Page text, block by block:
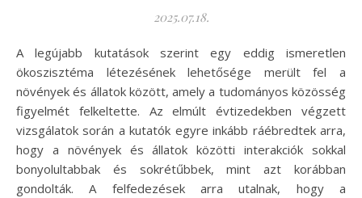
2025.07.18.
A legújabb kutatások szerint egy eddig ismeretlen
ökoszisztéma létezésének lehetősége merült fel a
növények és állatok között, amely a tudományos közösség
figyelmét felkeltette. Az elmúlt évtizedekben végzett
vizsgálatok során a kutatók egyre inkább ráébredtek arra,
hogy a növények és állatok közötti interakciók sokkal
bonyolultabbak és sokrétűbbek, mint azt korábban
gondolták. A felfedezések arra utalnak, hogy a